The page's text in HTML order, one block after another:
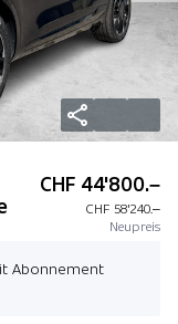
CHF 44'800.–
CHF 58'240.–
Neupreis
Abonnement